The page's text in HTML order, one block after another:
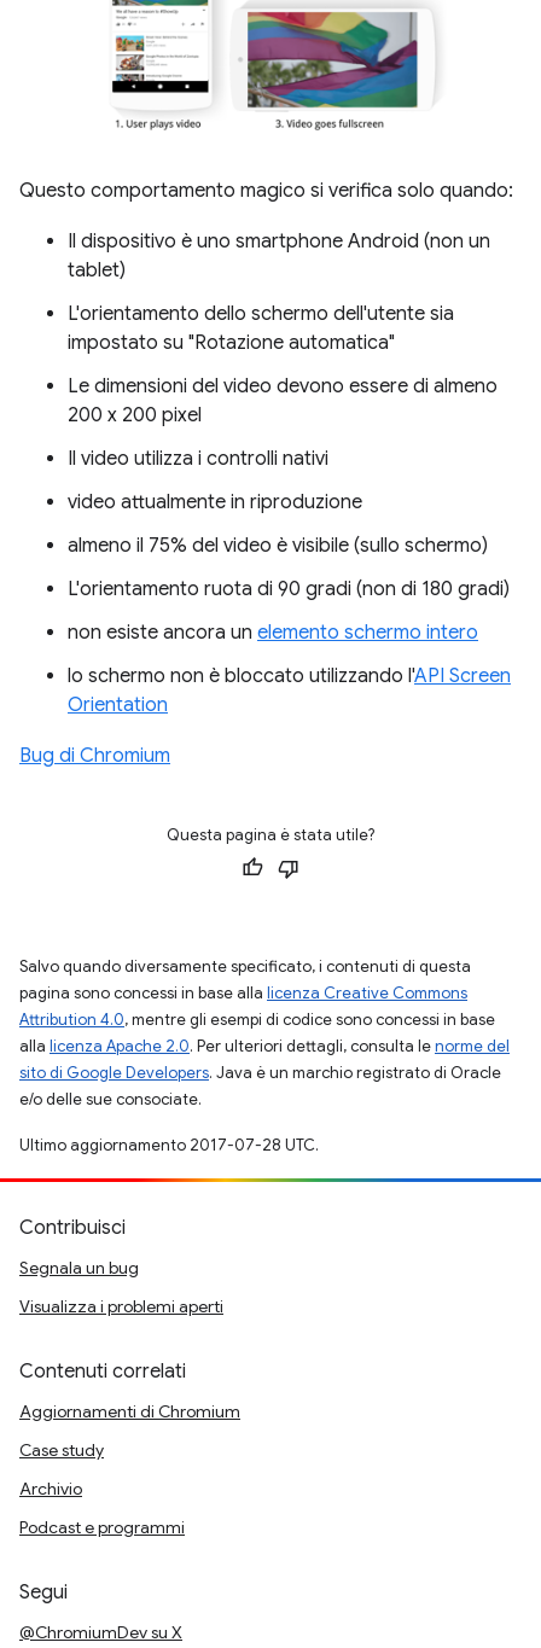
Questo comportamento magico si verifica solo quando:
Il dispositivo è uno smartphone Android (non un
tablet)
L'orientamento dello schermo dell'utente sia
impostato su "Rotazione automatica"
Le dimensioni del video devono essere di almeno
200 x 200 pixel
Il video utilizza i controlli nativi
video attualmente in riproduzione
almeno il 75% del video è visibile (sullo schermo)
L'orientamento ruota di 90 gradi (non di 180 gradi)
non esiste ancora un elemento schermo intero
lo schermo non è bloccato utilizzando l'API Screen
Orientation
Bug di Chromium
Questa pagina è stata utile?
Salvo quando diversamente specificato, i contenuti di questa
pagina sono concessi in base alla licenza Creative Commons
Attribution 4.0, mentre gli esempi di codice sono concessi in base
alla licenza Apache 2.0. Per ulteriori dettagli, consulta lenorme del
sito di Google Developers. Java è un marchio registrato di Oracle
e/o delle sue consociate.
Ultimo aggiornamento 2017-07-28 UTC.
Contribuisci
Segnala un bug
Visualizza i problemi aperti
Contenuti correlati
Aggiornamenti di Chromium
Case study
Archivio
Podcast e programmi
Segui
@ChromiumDev su X